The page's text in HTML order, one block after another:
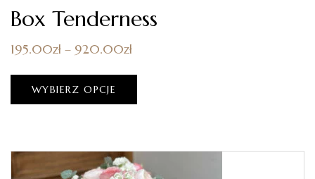
Box Tenderness
195.00zł – 920.00zł
WYBIERZ OPCJE